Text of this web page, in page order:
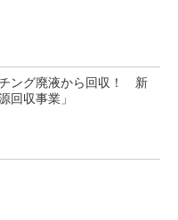
ング廃液から回収！ 新
回収事業」